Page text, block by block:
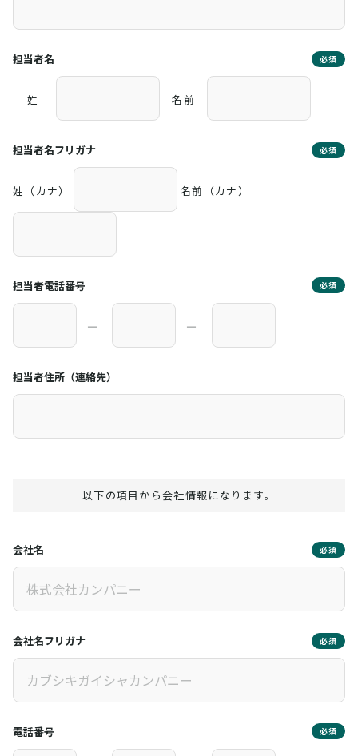
担当者名 必須
姓 名前
担当者名フリガナ 必須
姓（カナ） 名前（カナ）
担当者電話番号 必須
― ―
担当者住所（連絡先）
以下の項目から会社情報になります。
会社名 必須
会社名フリガナ 必須
電話番号 必須